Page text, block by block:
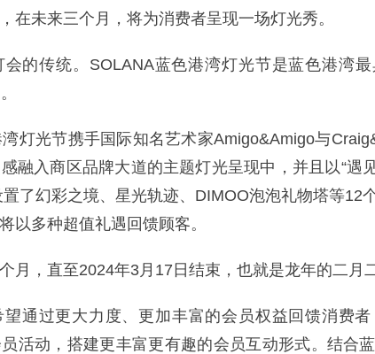
在未来三个月，将为消费者呈现一场灯光秀。
的传统。SOLANA蓝色港湾灯光节是蓝色港湾
灯光节携手国际知名艺术家Amigo&Amigo与
融入商区品牌大道的主题灯光呈现中，并且以“遇
了幻彩之境、星光轨迹、DIMOO泡泡礼物塔等12
以多种超值礼遇回馈顾客。
月，直至2024年3月17日结束，也就是龙年的二月
通过更大力度、更加丰富的会员权益回馈消费
活动，搭建更丰富更有趣的会员互动形式。结合